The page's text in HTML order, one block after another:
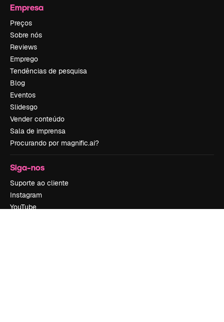
Empresa
Preços
Sobre nós
Reviews
Emprego
Tendências de pesquisa
Blog
Eventos
Slidesgo
Vender conteúdo
Sala de imprensa
Procurando por magnific.ai?
Siga-nos
Suporte ao cliente
Instagram
YouTube